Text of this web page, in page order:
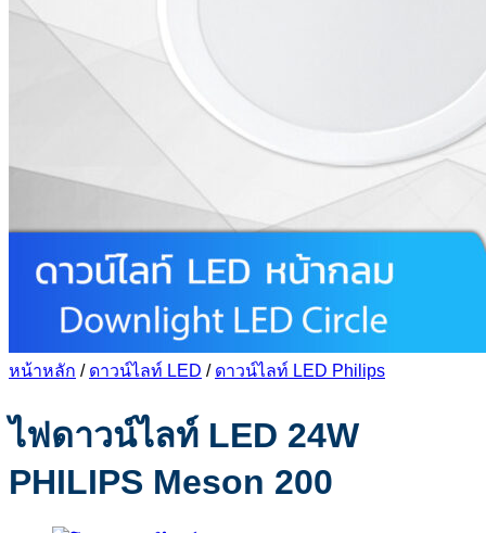
หน้าหลัก / ดาวน์ไลท์ LED / ดาวน์ไลท์ LED Philips
ไฟดาวน์ไลท์ LED 24W
PHILIPS Meson 200